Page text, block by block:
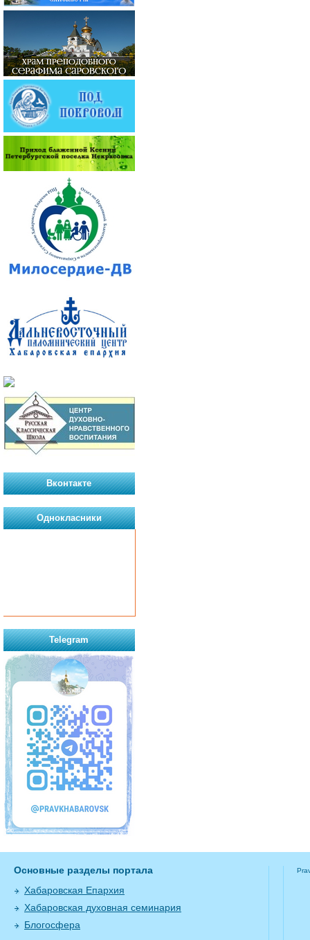
Вконтакте
Однокласники
Telegram
Основные разделы портала
Хабаровская Епархия
Хабаровская духовная семинария
Блогосфера